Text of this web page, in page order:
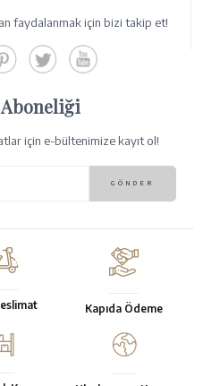
faydalanmak için bizi takip et!
için e-bültenimize kayıt ol!
Kapıda Ödeme